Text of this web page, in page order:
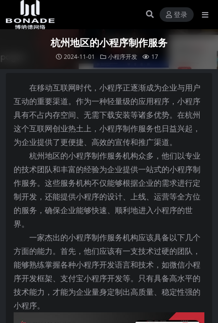
登录
杭州地区的小程序制作服务
2024-11-01 小程序开发 17
在移动互联网时代，小程序正逐渐成为企业与用户
互动的重要渠道。作为一种轻量级的应用程序，小程序
具有不占内存空间、无需下载安装等诸多优势。在杭州
这个互联网创业热土上，小程序制作服务也日益兴起，
为企业提供了更便捷、高效的宣传和推广渠道。
杭州地区的小程序制作服务机构众多，他们以专业
的技术团队和丰富的经验为企业提供一站式的小程序制
作服务。这些服务机构不仅能够根据企业的需求进行定
制开发，还能提供小程序的设计、上线、运营等全方位
的服务，确保企业能够快速、顺利地进入小程序的世
界。
一家杰出的小程序制作服务机构应该具备以下几个
方面的能力。首先，他们应该有一支技术过硬的团队，
能够熟练掌握各种小程序开发语言和技术，如微信小程
序开发框架、支付宝小程序开发等。只有具备高水平的
技术能力，才能为企业量身定制出高质量、稳定性强的
小程序。